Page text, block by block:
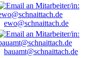
ewo@schnaittach.de
bauamt@schnaittach.de